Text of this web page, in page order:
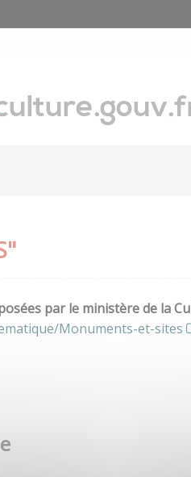
par le ministère de la
Monuments-et-sites